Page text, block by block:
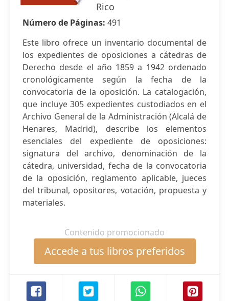
Rico
Número de Páginas: 491
Este libro ofrece un inventario documental de
los expedientes de oposiciones a cátedras de
Derecho desde el año 1859 a 1942 ordenado
cronológicamente según la fecha de la
convocatoria de la oposición. La catalogación,
que incluye 305 expedientes custodiados en el
Archivo General de la Administración (Alcalá de
Henares, Madrid), describe los elementos
esenciales del expediente de oposiciones:
signatura del archivo, denominación de la
cátedra, universidad, fecha de la convocatoria
de la oposición, reglamento aplicable, jueces
del tribunal, opositores, votación, propuesta y
materiales.
Contenido promocionado
Accede a tus libros preferidos